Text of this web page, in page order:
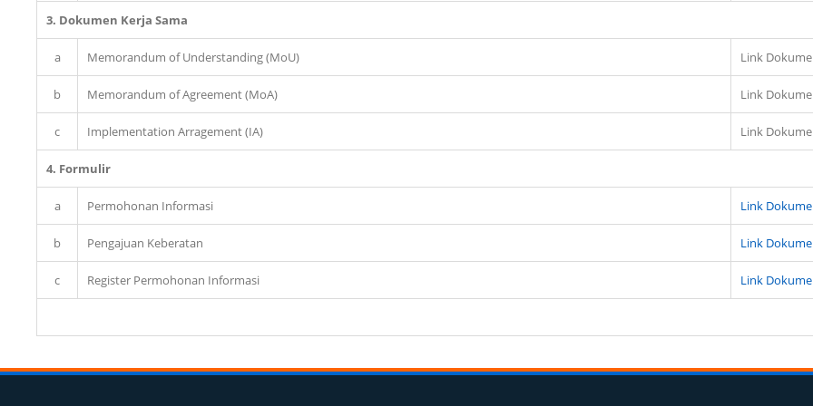
3. Dokumen Kerja Sama
a Memorandum of Understanding (MoU) Link
b Memorandum of Agreement (MoA) Link
c Implementation Arragement (IA) Link
4. Formulir
a Permohonan Informasi Link
b Pengajuan Keberatan Link
c Register Permohonan Informasi Link